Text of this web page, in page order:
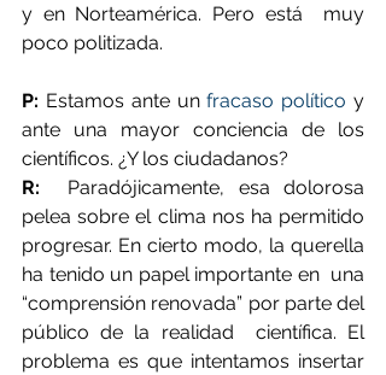
y en Norteamérica. Pero está  muy
poco politizada.
P: Estamos ante un fracaso político y
ante una mayor conciencia de los
científicos. ¿Y los ciudadanos?
R:
  Paradójicamente, esa dolorosa
pelea sobre el clima nos ha permitido
progresar. En cierto modo, la querella
ha tenido un papel importante en  una
“comprensión renovada” por parte del
público de la realidad  científica. El
problema es que intentamos insertar